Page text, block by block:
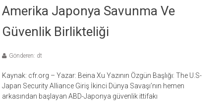
Amerika Japonya Savunma Ve
Güvenlik Birlikteliği
Gönderen: dt
Kaynak: cfr.org – Yazar: Beina Xu Yazının Özgün Başlığı: The U.S-
Japan Security Alliance Giriş İkinci Dünya Savaşı’nın hemen
arkasından başlayan ABD-Japonya güvenlik ittifakı